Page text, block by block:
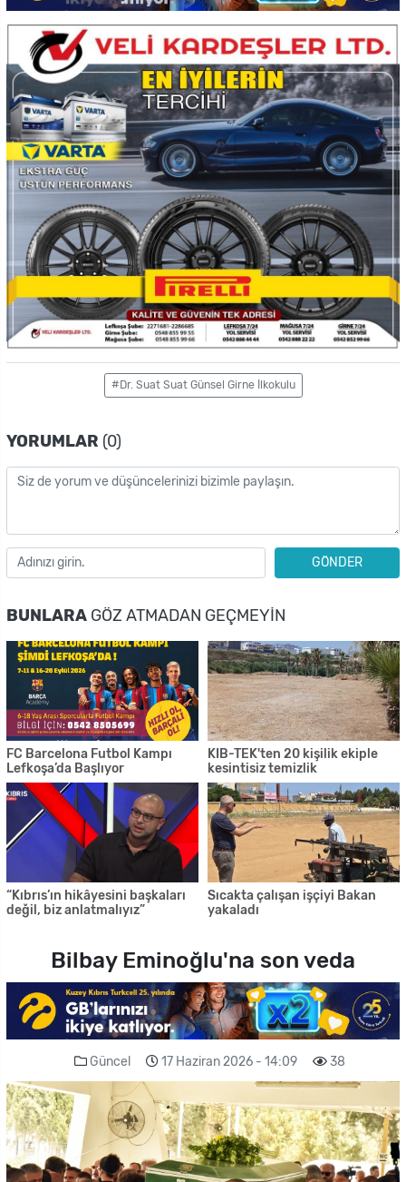
#Dr. Suat Suat Günsel Girne İlkokulu
YORUMLAR (0)
GÖNDER
BUNLARA GÖZ ATMADAN GEÇMEYIN
FC Barcelona Futbol Kampı
Lefkoşa’da Başlıyor
KIB-TEK'ten 20 kişilik ekiple
kesintisiz temizlik
“Kıbrıs’ın hikâyesini başkaları
değil, biz anlatmalıyız”
Sıcakta çalışan işçiyi Bakan
yakaladı
Bilbay Eminoğlu'na son veda
Güncel 17 Haziran 2026 - 14:09 38